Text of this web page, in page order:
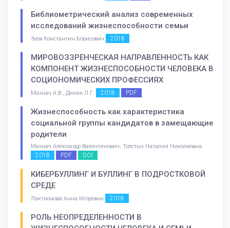
Библиометрический анализ современных
исследований жизнеспособности семьи
Зуев Константин Борисович 2018
МИРОВОЗЗРЕНЧЕСКАЯ НАПРАВЛЕННОСТЬ КАК
КОМПОНЕНТ ЖИЗНЕСПОСОБНОСТИ ЧЕЛОВЕКА В
СОЦИОНОМИЧЕСКИХ ПРОФЕССИЯХ
Махнач А.В., Дикая Л.Г. 2018 PDF
Жизнеспособность как характеристика
социальной группы кандидатов в замещающие
родители
Махнач Александр Валентинович, Толстых Наталия Николаевна
2018 PDF DOI
КИБЕРБУЛЛИНГ И БУЛЛИНГ В ПОДРОСТКОВОЙ
СРЕДЕ
Лактионова Анна Игоревна 2018
РОЛЬ НЕОПРЕДЕЛЕННОСТИ В